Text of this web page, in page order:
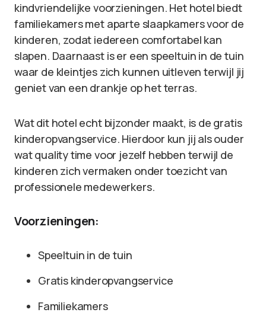
kindvriendelijke voorzieningen. Het hotel biedt
familiekamers met aparte slaapkamers voor de
kinderen, zodat iedereen comfortabel kan
slapen. Daarnaast is er een speeltuin in de tuin
waar de kleintjes zich kunnen uitleven terwijl jij
geniet van een drankje op het terras.
Wat dit hotel echt bijzonder maakt, is de gratis
kinderopvangservice. Hierdoor kun jij als ouder
wat quality time voor jezelf hebben terwijl de
kinderen zich vermaken onder toezicht van
professionele medewerkers.
Voorzieningen:
Speeltuin in de tuin
Gratis kinderopvangservice
Familiekamers